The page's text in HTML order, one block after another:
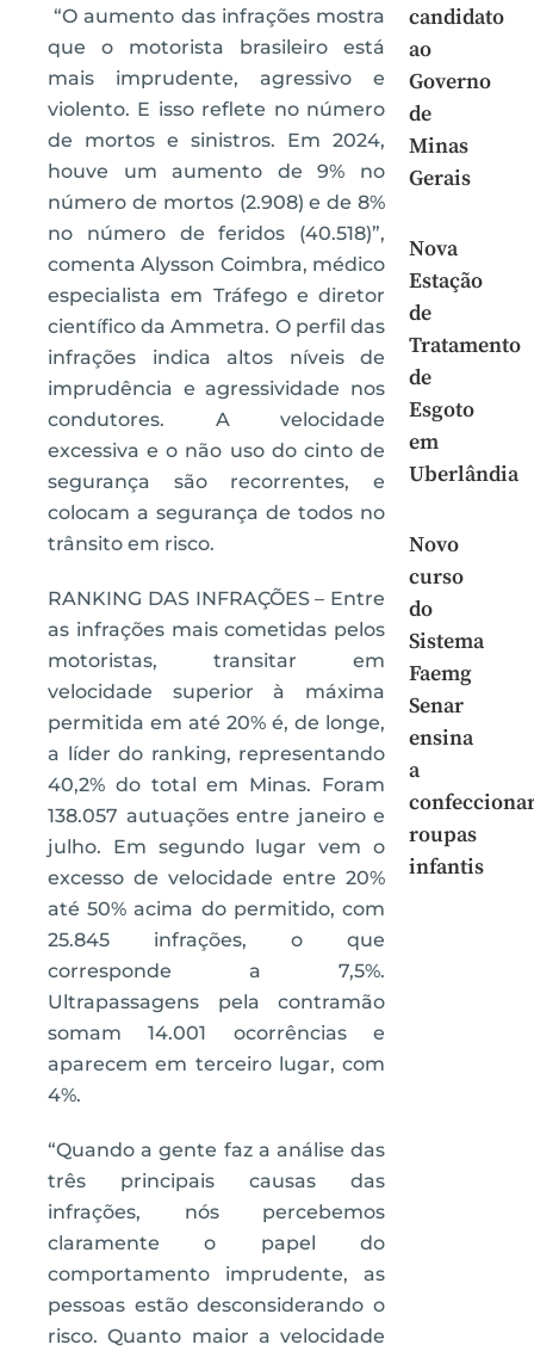
“O aumento das infrações mostra
que o motorista brasileiro está
mais imprudente, agressivo e
violento. E isso reflete no número
de mortos e sinistros. Em 2024,
houve um aumento de 9% no
número de mortos (2.908) e de 8%
no número de feridos (40.518)”,
comenta Alysson Coimbra, médico
especialista em Tráfego e diretor
científico da Ammetra. O perfil das
infrações indica altos níveis de
imprudência e agressividade nos
condutores. A velocidade
excessiva e o não uso do cinto de
segurança são recorrentes, e
colocam a segurança de todos no
trânsito em risco.
RANKING DAS INFRAÇÕES – Entre
as infrações mais cometidas pelos
motoristas, transitar em
velocidade superior à máxima
permitida em até 20% é, de longe,
a líder do ranking, representando
40,2% do total em Minas. Foram
138.057 autuações entre janeiro e
julho. Em segundo lugar vem o
excesso de velocidade entre 20%
até 50% acima do permitido, com
25.845 infrações, o que
corresponde a 7,5%.
Ultrapassagens pela contramão
somam 14.001 ocorrências e
aparecem em terceiro lugar, com
4%.
“Quando a gente faz a análise das
três principais causas das
infrações, nós percebemos
claramente o papel do
comportamento imprudente, as
pessoas estão desconsiderando o
risco. Quanto maior a velocidade
candidato
ao
Governo
de
Minas
Gerais
Nova
Estação
de
Tratamento
de
Esgoto
em
Uberlândia
Novo
curso
do
Sistema
Faemg
Senar
ensina
a
roupas
infantis